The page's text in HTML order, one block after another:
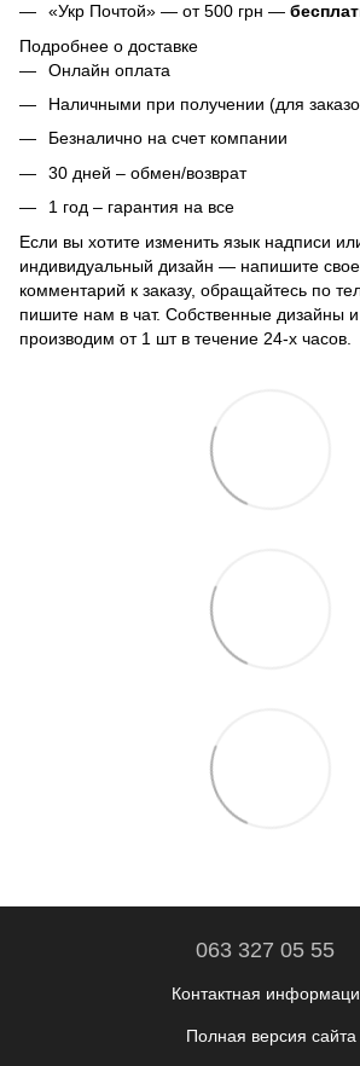
«Укр Почтой» — от 500 грн —
Подробнее о доставке
Онлайн оплата
Наличными при получении (для
Безналично на счет компании
30 дней – обмен/возврат
1 год – гарантия на все
Если вы хотите изменить язык надписи
индивидуальный дизайн — напишите
комментарий к заказу, обращайтесь по
пишите нам в чат. Собственные дизайны
производим от 1 шт в течение 24-х часов.
063 327 05 55
Контактная
Полная версия сайта